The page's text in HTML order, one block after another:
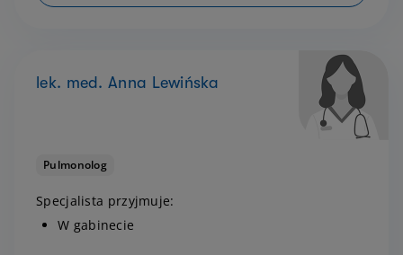
lek. med. Anna Lewińska
Pulmonolog
Specjalista przyjmuje:
W gabinecie